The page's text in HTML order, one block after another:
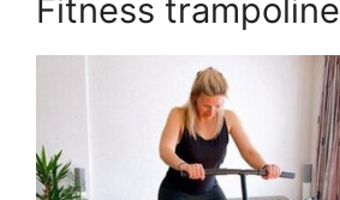
Fitness trampoline